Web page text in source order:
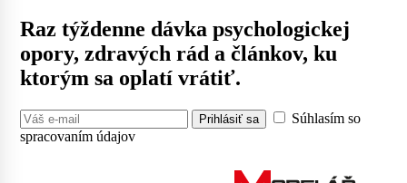
Raz týždenne dávka psychologickej
opory, zdravých rád a článkov, ku
ktorým sa oplatí vrátiť.
Prihlásiť sa
Súhlasím so
spracovaním údajov